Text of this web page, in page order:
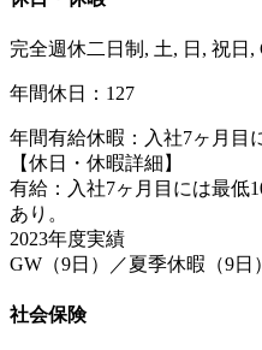
完全週休二日制, 土, 日, 祝日
年間休日：127
年間有給休暇：入社7ヶ月目
【休日・休暇詳細】
有給：入社7ヶ月目には最
あり。
2023年度実績
GW（9日）／夏季休暇（9日
社会保険